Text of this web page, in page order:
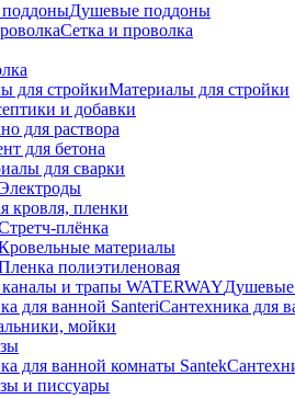
Душевые поддоны
Сетка и проволка
Материалы для стройки
и добавки
для раствора
для бетона
для сварки
кровля, пленки
плёнка
материалы
полиэтиленовая
Душевые
Сантехника для
мойки
и писсуары